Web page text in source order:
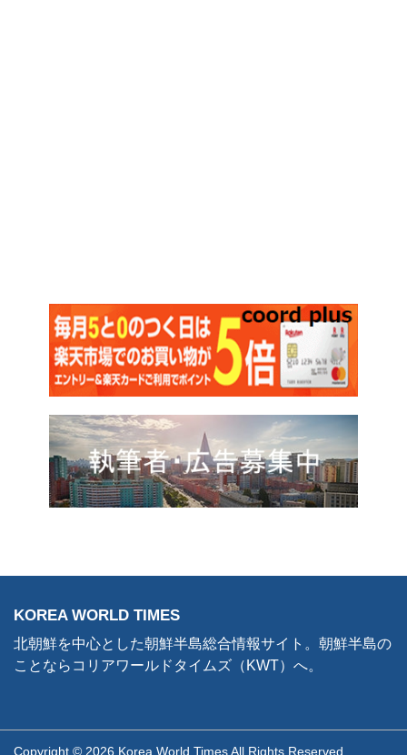
KOREA WORLD TIMES
北朝鮮を中心とした朝鮮半島総合情報サイト。朝鮮半島の
ことならコリアワールドタイムズ（KWT）へ。
Copyright © 2026 Korea World Times All Rights Reserved